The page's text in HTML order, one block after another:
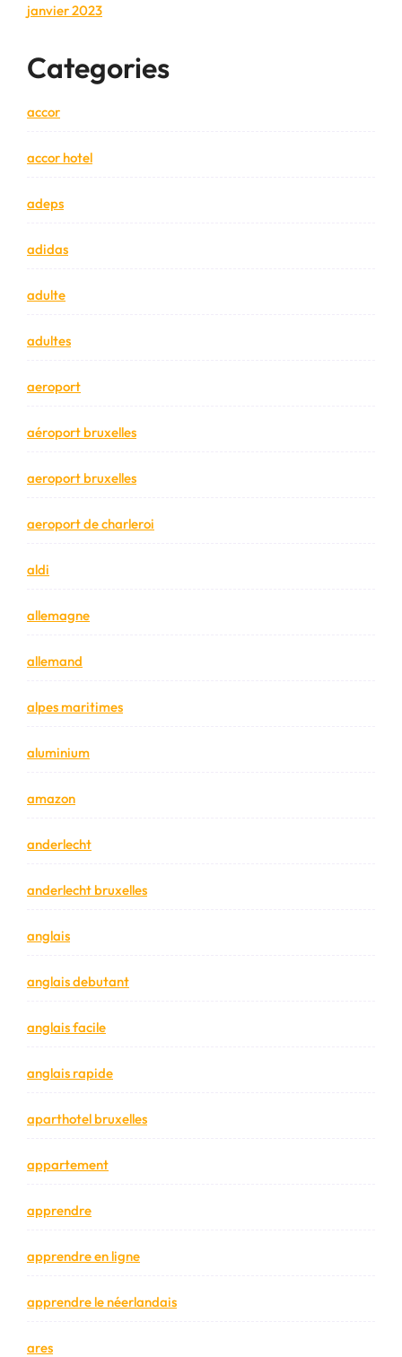
janvier 2023
Categories
accor
accor hotel
adeps
adidas
adulte
adultes
aeroport
aéroport bruxelles
aeroport bruxelles
aeroport de charleroi
aldi
allemagne
allemand
alpes maritimes
aluminium
amazon
anderlecht
anderlecht bruxelles
anglais
anglais debutant
anglais facile
anglais rapide
aparthotel bruxelles
appartement
apprendre
apprendre en ligne
apprendre le néerlandais
ares